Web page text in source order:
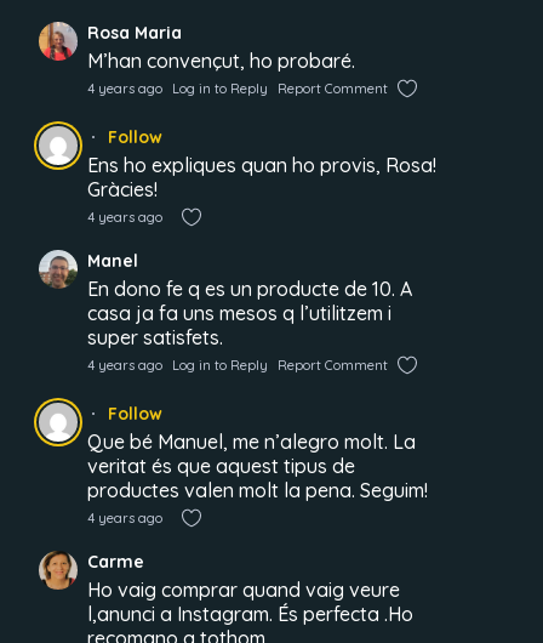
Rosa Maria
M’han convençut, ho probaré.
4 years ago Log in to Reply Report Comment
Follow
Ens ho expliques quan ho provis, Rosa!
Gràcies!
4 years ago
Manel
En dono fe q es un producte de 10. A
casa ja fa uns mesos q l’utilitzem i
super satisfets.
4 years ago Log in to Reply Report Comment
Follow
Que bé Manuel, me n’alegro molt. La
veritat és que aquest tipus de
productes valen molt la pena. Seguim!
4 years ago
Carme
Ho vaig comprar quand vaig veure
l,anunci a Instagram. És perfecta .Ho
recomano a tothom.